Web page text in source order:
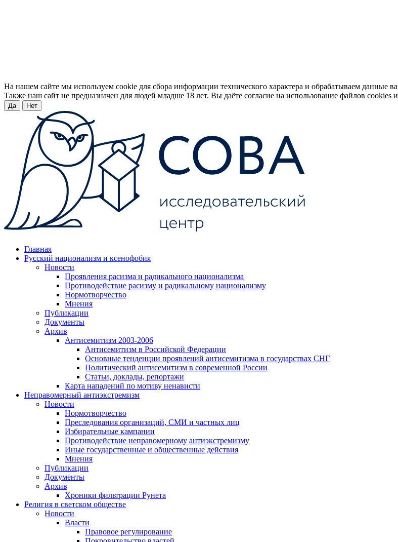
На нашем сайте мы используем cookie для сбора информации технического характера и обрабатываем данные
Также наш сайт не предназначен для людей младше 18 лет. Вы даёте согласие на использование файлов cookies
Да Нет
Главная
Русский национализм и ксенофобия
Новости
Проявления расизма и радикального национализма
Противодействие расизму и радикальному национализму
Нормотворчество
Мнения
Публикации
Документы
Архив
Антисемитизм 2003-2006
Антисемитизм в Российской Федерации
Основные тенденции проявлений антисемитизма в государствах СНГ
Политический антисемитизм в современной России
Статьи, доклады, репортажи
Карта нападений по мотиву ненависти
Неправомерный антиэкстремизм
Новости
Нормотворчество
Преследования организаций, СМИ и частных лиц
Избирательные кампании
Противодействие неправомерному антиэкстремизму
Иные государственные и общественные действия
Мнения
Публикации
Документы
Архив
Хроники фильтрации Рунета
Религия в светском обществе
Новости
Власти
Правовое регулирование